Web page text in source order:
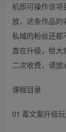
机即可操作该项
放，这条作品的
私域的粉丝还都
直在升级，给
二次收费，请放
课程目录
01 毒文案升级